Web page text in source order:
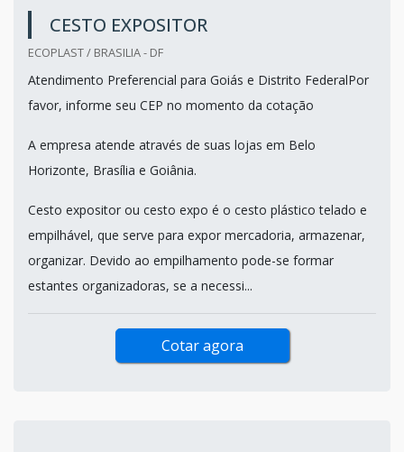
CESTO EXPOSITOR
ECOPLAST / BRASILIA - DF
Atendimento Preferencial para Goiás e Distrito FederalPor
favor, informe seu CEP no momento da cotação
A empresa atende através de suas lojas em Belo
Horizonte, Brasília e Goiânia.
Cesto expositor ou cesto expo é o cesto plástico telado e
empilhável, que serve para expor mercadoria, armazenar,
organizar. Devido ao empilhamento pode-se formar
estantes organizadoras, se a necessi...
Cotar agora